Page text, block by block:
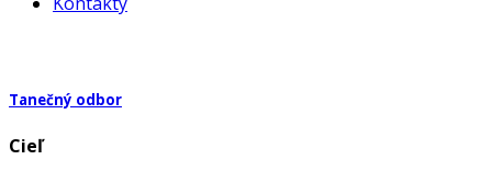
Tanečný odbor
Cieľ